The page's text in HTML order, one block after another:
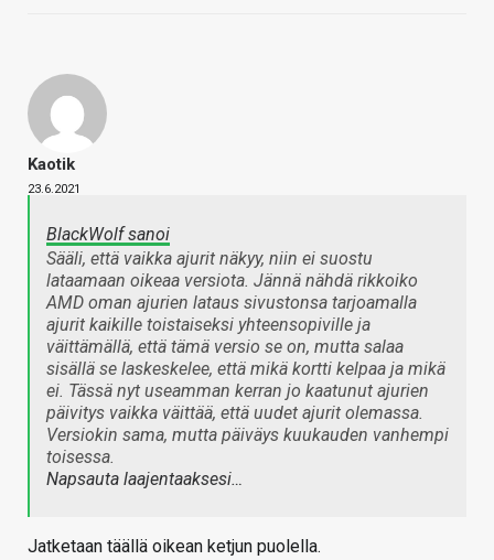
Kaotik
23.6.2021
BlackWolf sanoi
Sääli, että vaikka ajurit näkyy, niin ei suostu
lataamaan oikeaa versiota. Jännä nähdä rikkoiko
AMD oman ajurien lataus sivustonsa tarjoamalla
ajurit kaikille toistaiseksi yhteensopiville ja
väittämällä, että tämä versio se on, mutta salaa
sisällä se laskeskelee, että mikä kortti kelpaa ja mikä
ei. Tässä nyt useamman kerran jo kaatunut ajurien
päivitys vaikka väittää, että uudet ajurit olemassa.
Versiokin sama, mutta päiväys kuukauden vanhempi
toisessa.
Napsauta laajentaaksesi…
Jatketaan täällä oikean ketjun puolella.